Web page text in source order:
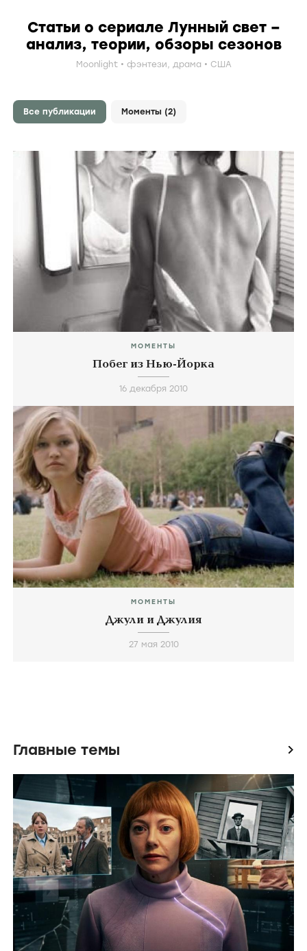
Статьи о сериале Лунный свет –
анализ, теории, обзоры сезонов
Moonlight фэнтези, драма США
Все публикации Моменты (2)
МОМЕНТЫ
Побег из Нью-Йорка
16 декабря 2010
МОМЕНТЫ
Джули и Джулия
27 мая 2010
Главные темы icon